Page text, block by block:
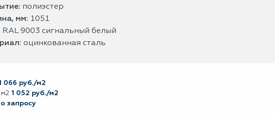
полиэстер
мм: 1051
RAL 9003 сигнальный белый
оцинкованная сталь
066 руб./м2
1 052 руб./м2
запросу